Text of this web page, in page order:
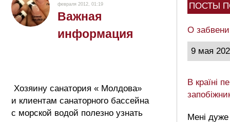
февраля 2012, 01:19
Важная
информация
Хозяину санатория « Молдова»
и клиентам санаторного бассейна
с морской водой полезно узнать
ПОСТЫ
О
9 мая
В країні
Мені